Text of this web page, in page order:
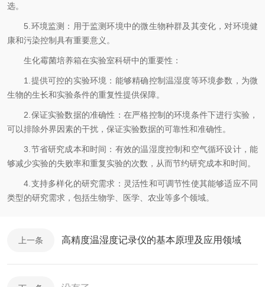
选。
5.环境监测：用于监测环境中的微生物种群及其变化，对环境健
康和污染控制具有重要意义。
生化霉菌培养箱在实验室科研中的重要性：
1.提供可控的实验环境：能够精确控制温湿度等环境参数，为微
生物的生长和实验条件的重复性提供保障。
2.保证实验数据的准确性：在严格控制的环境条件下进行实验，
可以排除外界因素的干扰，保证实验数据的可靠性和准确性。
3.节省研究成本和时间：有效的温湿度控制和空气循环设计，能
够减少实验的失败率和重复实验的次数，从而节约研究成本和时间。
4.支持多样化的研究需求：灵活性和可调节性使其能够适应不同
类型的研究需求，包括生物学、医学、农业等多个领域。
上一条 高精度温湿度记录仪的基本原理及应用领域